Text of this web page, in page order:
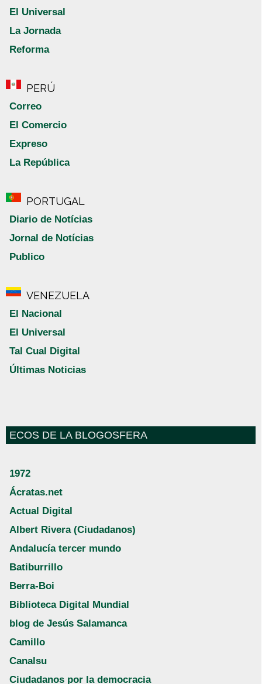
El Universal
La Jornada
Reforma
PERÚ
Correo
El Comercio
Expreso
La República
PORTUGAL
Diario de Notícias
Jornal de Notícias
Publico
VENEZUELA
El Nacional
El Universal
Tal Cual Digital
Últimas Noticias
ECOS DE LA BLOGOSFERA
1972
Ácratas.net
Actual Digital
Albert Rivera (Ciudadanos)
Andalucía tercer mundo
Batiburrillo
Berra-Boi
Biblioteca Digital Mundial
blog de Jesús Salamanca
Camillo
Canalsu
Ciudadanos por la democracia